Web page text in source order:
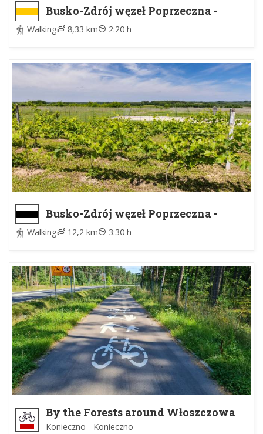
Busko-Zdrój węzeł Poprzeczna -
Szaniec węzeł
Walking 8,33 km 2:20 h
Busko-Zdrój węzeł Poprzeczna -
Widuchowa Maśliniec
Walking 12,2 km 3:30 h
By the Forests around Włoszczowa
Konieczno - Konieczno